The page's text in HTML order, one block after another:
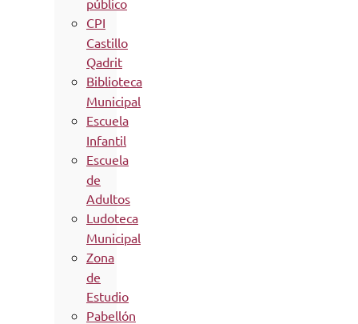
CPI
Castillo
Qadrit
Biblioteca
Municipal
Escuela
Infantil
Escuela
de
Adultos
Ludoteca
Municipal
Zona
de
Estudio
Pabellón